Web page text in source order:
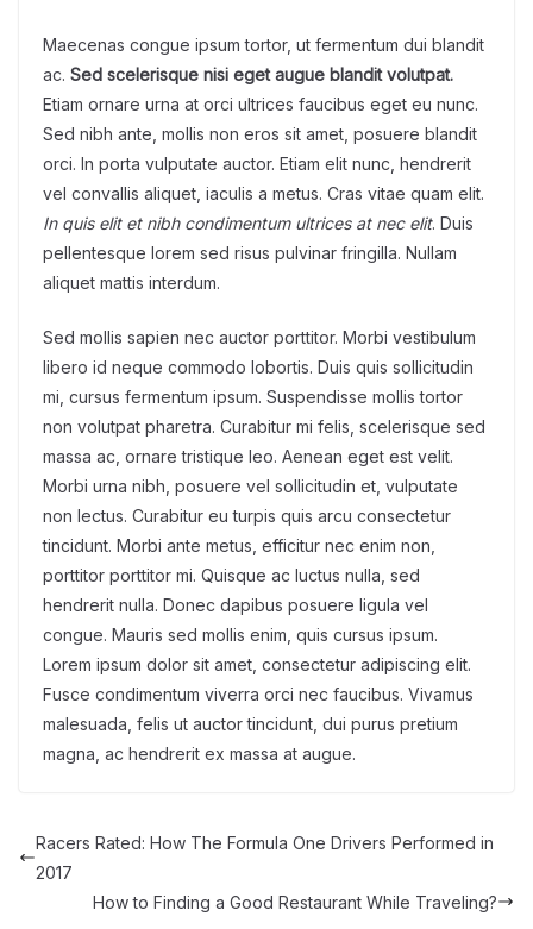
Maecenas congue ipsum tortor, ut fermentum dui blandit
ac. Sed scelerisque nisi eget augue blandit volutpat.
Etiam ornare urna at orci ultrices faucibus eget eu nunc.
Sed nibh ante, mollis non eros sit amet, posuere blandit
orci. In porta vulputate auctor. Etiam elit nunc, hendrerit
vel convallis aliquet, iaculis a metus. Cras vitae quam elit.
In quis elit et nibh condimentum ultrices at nec elit. Duis
pellentesque lorem sed risus pulvinar fringilla. Nullam
aliquet mattis interdum.
Sed mollis sapien nec auctor porttitor. Morbi vestibulum
libero id neque commodo lobortis. Duis quis sollicitudin
mi, cursus fermentum ipsum. Suspendisse mollis tortor
non volutpat pharetra. Curabitur mi felis, scelerisque sed
massa ac, ornare tristique leo. Aenean eget est velit.
Morbi urna nibh, posuere vel sollicitudin et, vulputate
non lectus. Curabitur eu turpis quis arcu consectetur
tincidunt. Morbi ante metus, efficitur nec enim non,
porttitor porttitor mi. Quisque ac luctus nulla, sed
hendrerit nulla. Donec dapibus posuere ligula vel
congue. Mauris sed mollis enim, quis cursus ipsum.
Lorem ipsum dolor sit amet, consectetur adipiscing elit.
Fusce condimentum viverra orci nec faucibus. Vivamus
malesuada, felis ut auctor tincidunt, dui purus pretium
magna, ac hendrerit ex massa at augue.
Racers Rated: How The Formula One Drivers Performed in
2017
How to Finding a Good Restaurant While Traveling?